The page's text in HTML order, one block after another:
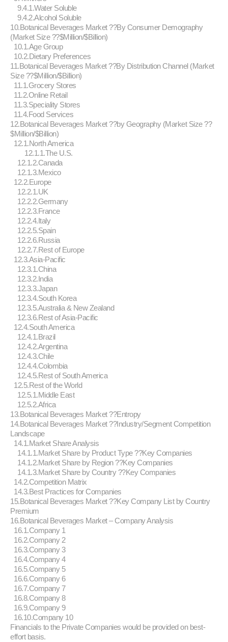
9.4.1.Water Soluble
9.4.2.Alcohol Soluble
10.Botanical Beverages Market ??By Consumer Demography
(Market Size ??$Million/$Billion)
10.1.Age Group
10.2.Dietary Preferences
11.Botanical Beverages Market ??By Distribution Channel (Market
Size ??$Million/$Billion)
11.1.Grocery Stores
11.2.Online Retail
11.3.Speciality Stores
11.4.Food Services
12.Botanical Beverages Market ??by Geography (Market Size ??
$Million/$Billion)
12.1.North America
12.1.1.The U.S.
12.1.2.Canada
12.1.3.Mexico
12.2.Europe
12.2.1.UK
12.2.2.Germany
12.2.3.France
12.2.4.Italy
12.2.5.Spain
12.2.6.Russia
12.2.7.Rest of Europe
12.3.Asia-Pacific
12.3.1.China
12.3.2.India
12.3.3.Japan
12.3.4.South Korea
12.3.5.Australia & New Zealand
12.3.6.Rest of Asia-Pacific
12.4.South America
12.4.1.Brazil
12.4.2.Argentina
12.4.3.Chile
12.4.4.Colombia
12.4.5.Rest of South America
12.5.Rest of the World
12.5.1.Middle East
12.5.2.Africa
13.Botanical Beverages Market ??Entropy
14.Botanical Beverages Market ??Industry/Segment Competition
Landscape
14.1.Market Share Analysis
14.1.1.Market Share by Product Type ??Key Companies
14.1.2.Market Share by Region ??Key Companies
14.1.3.Market Share by Country ??Key Companies
14.2.Competition Matrix
14.3.Best Practices for Companies
15.Botanical Beverages Market ??Key Company List by Country
Premium
16.Botanical Beverages Market – Company Analysis
16.1.Company 1
16.2.Company 2
16.3.Company 3
16.4.Company 4
16.5.Company 5
16.6.Company 6
16.7.Company 7
16.8.Company 8
16.9.Company 9
16.10.Company 10
Financials to the Private Companies would be provided on best-
effort basis.